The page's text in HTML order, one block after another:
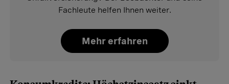
Fachleute helfen Ihnen weiter.
Mehr erfahren